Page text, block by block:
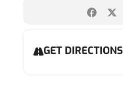
GET DIRECTIONS